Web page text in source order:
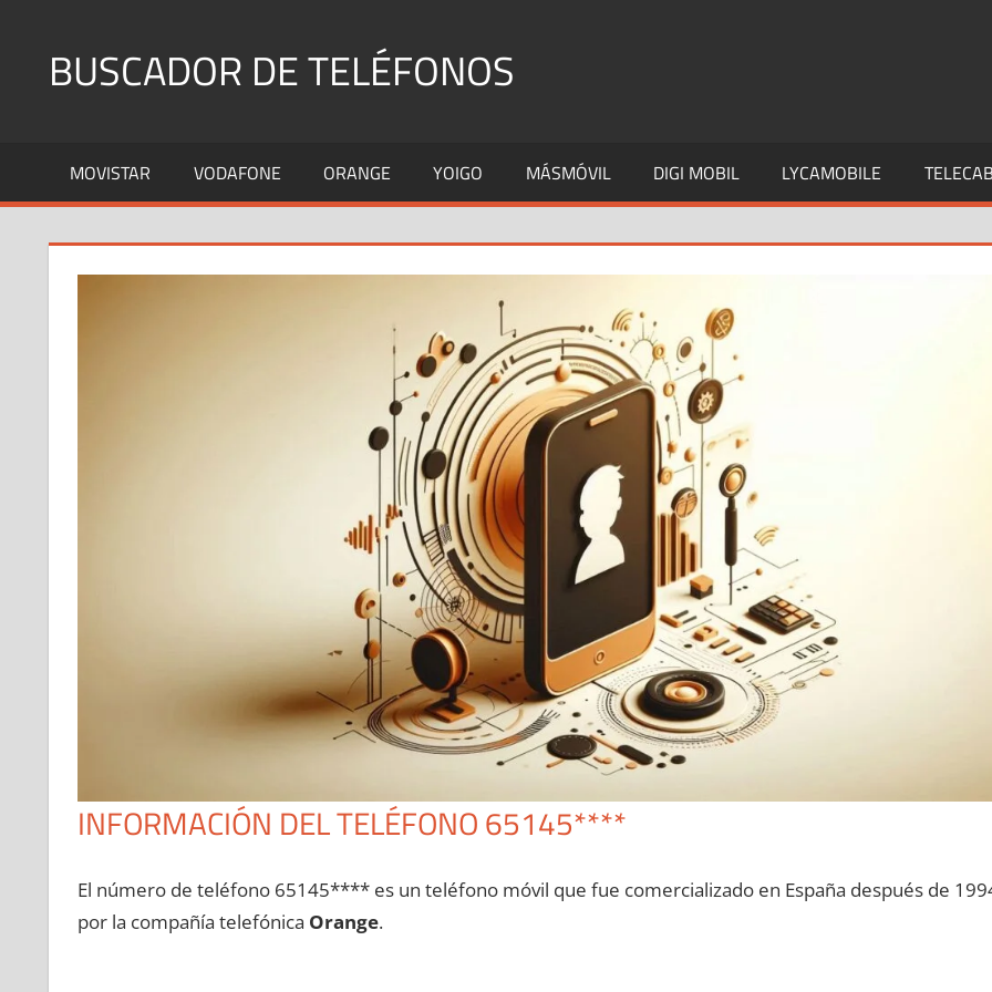
contenidoBUSCADOR DE TELÉFONOS
Fijos
y
MOVISTAR VODAFONE ORANGE YOIGO MÁSMÓVIL DIGI MOBIL LYCAMOBILE
INFORMACIÓN DEL TELÉFONO 65145****
El número dе teléfono 65145**** es un teléfono móvil quе fue comercializado en España después dе
pοr la compañía telefónica Orange.